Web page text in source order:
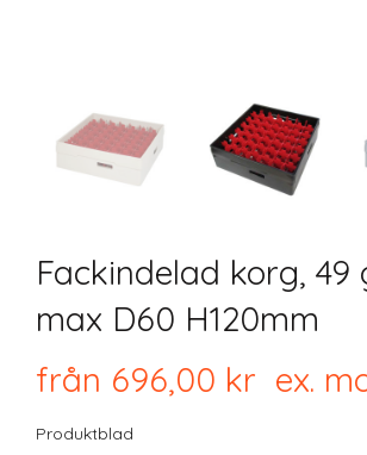
Fackindelad korg, 49
max D60 H120mm
från 696,00 kr ex.
Produktblad